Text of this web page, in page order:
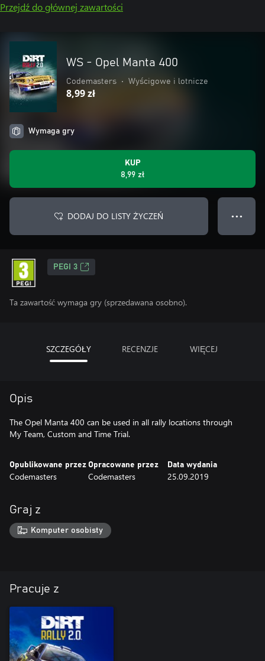
Przejdź do głównej zawartości
WS - Opel Manta 400
Codemasters • Wyścigowe i lotnicze
8,99 zł
Wymaga gry
KUP
8,99 zł
DODAJ DO LISTY ŻYCZEŃ ● ● ●
PEGI 3
Ta zawartość wymaga gry (sprzedawana osobno).
SZCZEGÓŁY RECENZJE WIĘCEJ
Opis
The Opel Manta 400 can be used in all rally locations through
My Team, Custom and Time Trial.
Opublikowane przez
Codemasters
Opracowane przez
Codemasters
Data wydania
25.09.2019
Graj z
Komputer osobisty
Pracuje z